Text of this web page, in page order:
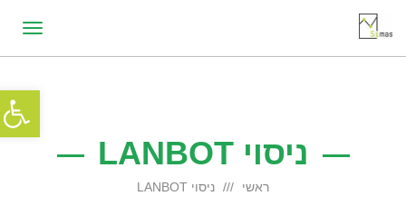
פתח
תפריט
ניסוי LANBOT
ראשי ניסוי LANBOT